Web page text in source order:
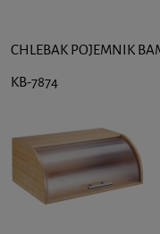
CHLEBAK POJEMNIK
KB-7874